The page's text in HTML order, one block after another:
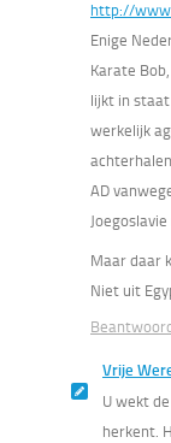
http://
Enige
Karate
lijkt in
werkelijk
AD
Maar daar
Niet uit
Vrije
U wekt
herkent.